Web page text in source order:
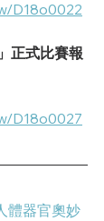
D18o0022
正式比賽報
D18o0027
體器官奧妙